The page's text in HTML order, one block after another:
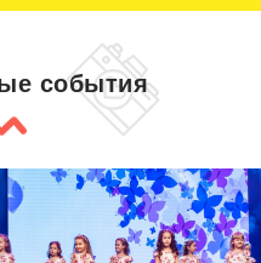
события